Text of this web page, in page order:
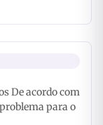
De acordo com
para o